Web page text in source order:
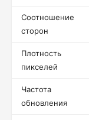
Соотношение
сторон
Плотность
пикселей
Частота
обновления